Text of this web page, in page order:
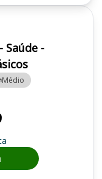
Saúde -
Médio